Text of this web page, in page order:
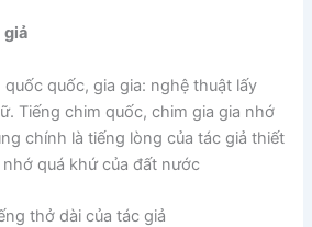
giả
quốc, gia gia: nghệ thuật lấy
Tiếng chim quốc, chim gia gia nhớ
chính là tiếng lòng của tác giả thiết
quá khứ của đất nước
thở dài của tác giả